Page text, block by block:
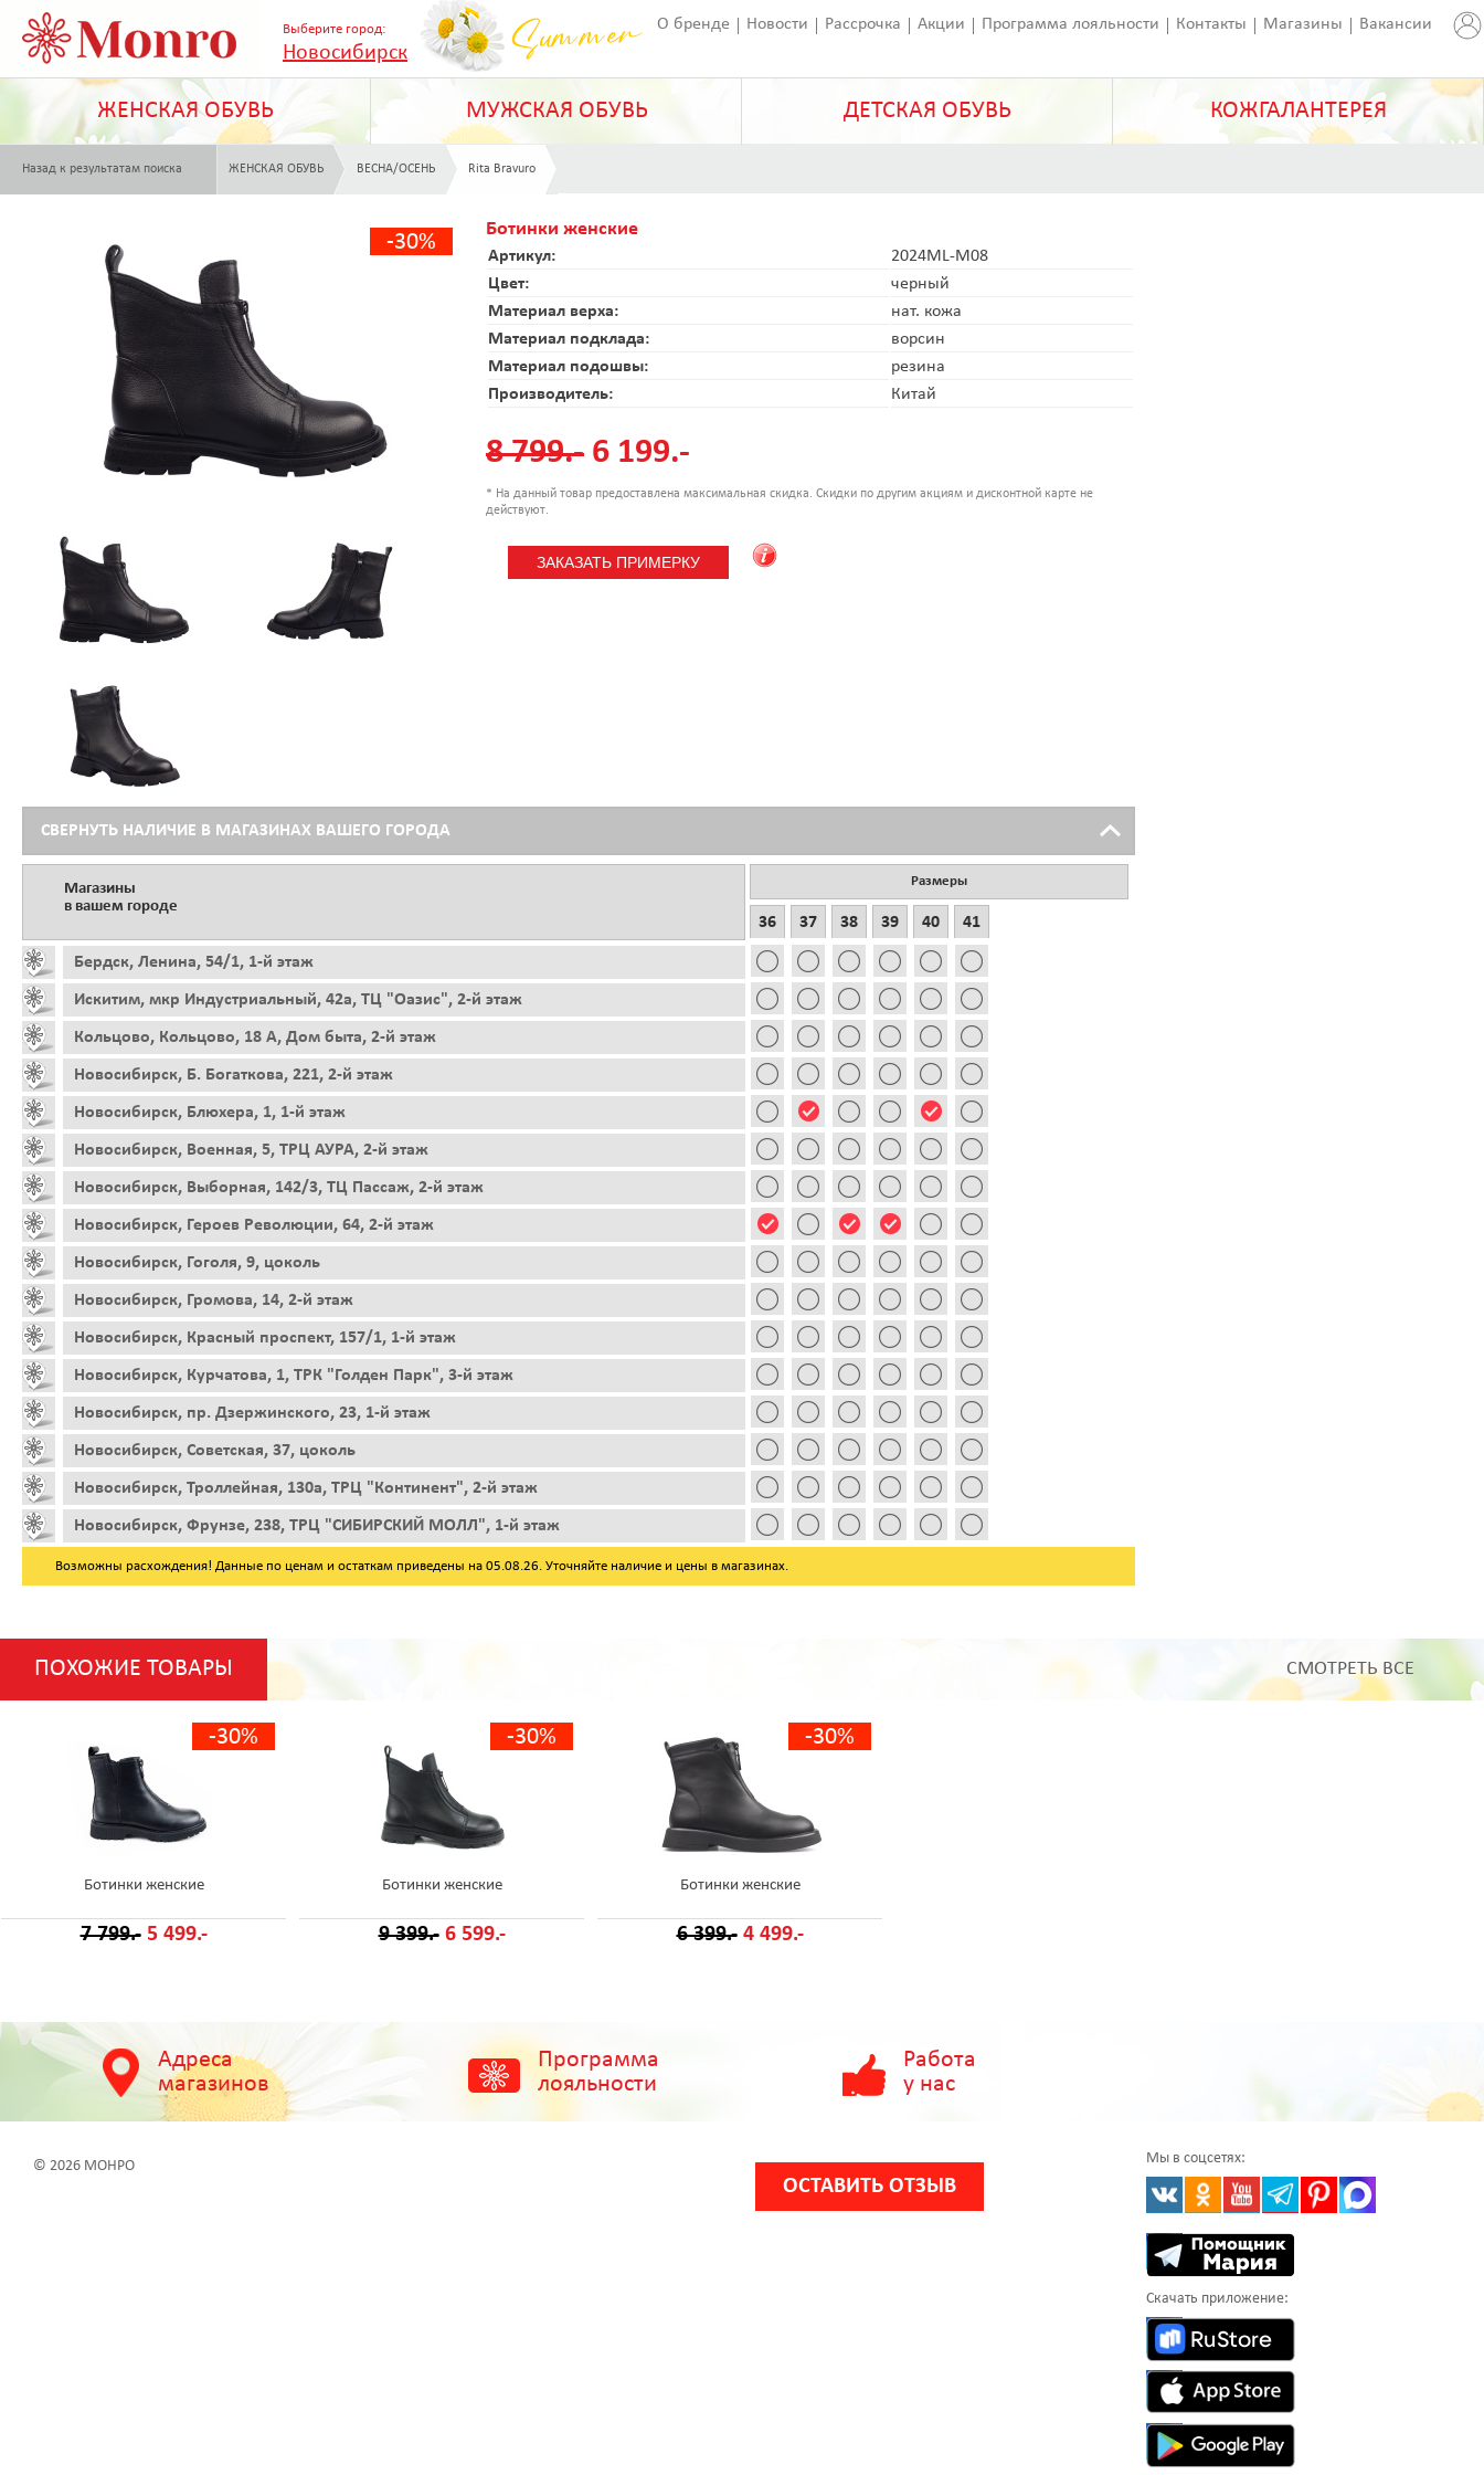
Выберите город:
Новосибирск
О бренде Новости Рассрочка Акции Программа лояльности Контакты Магазины Вакансии
ЖЕНСКАЯ ОБУВЬ МУЖСКАЯ ОБУВЬ ДЕТСКАЯ ОБУВЬ КОЖГАЛАНТЕРЕЯ
Назад к результатам поиска ЖЕНСКАЯ ОБУВЬ ВЕСНА/ОСЕНЬ Rita Bravuro
-30%
Ботинки женские
Артикул:
2024ML-M08
Цвет:
черный
Материал верха:
нат. кожа
Материал подклада:
ворсин
Материал подошвы:
резина
Производитель:
Китай
8 799.- 6 199.-
* На данный товар предоставлена максимальная скидка. Скидки по другим акциям и дисконтной карте не
действуют.
СВЕРНУТЬ НАЛИЧИЕ В МАГАЗИНАХ ВАШЕГО ГОРОДА
Магазины
в вашем городе
Бердск, Ленина, 54/1, 1-й этаж
Искитим, мкр Индустриальный, 42а, ТЦ "Оазис", 2-й этаж
Кольцово, Кольцово, 18 А, Дом быта, 2-й этаж
Новосибирск, Б. Богаткова, 221, 2-й этаж
Новосибирск, Блюхера, 1, 1-й этаж
Новосибирск, Военная, 5, ТРЦ АУРА, 2-й этаж
Новосибирск, Выборная, 142/3, ТЦ Пассаж, 2-й этаж
Новосибирск, Героев Революции, 64, 2-й этаж
Новосибирск, Гоголя, 9, цоколь
Новосибирск, Громова, 14, 2-й этаж
Новосибирск, Красный проспект, 157/1, 1-й этаж
Новосибирск, Курчатова, 1, ТРК "Голден Парк", 3-й этаж
Новосибирск, пр. Дзержинского, 23, 1-й этаж
Новосибирск, Советская, 37, цоколь
Новосибирск, Троллейная, 130а, ТРЦ "Континент", 2-й этаж
Новосибирск, Фрунзе, 238, ТРЦ "СИБИРСКИЙ МОЛЛ", 1-й этаж
Размеры
36 37 38 39 40 41
Возможны расхождения! Данные по ценам и остаткам приведены на 05.08.26. Уточняйте наличие и цены в магазинах.
ПОХОЖИЕ ТОВАРЫ СМОТРЕТЬ ВСЕ
-30%
Ботинки женские
7 799.- 5 499.-
-30%
Ботинки женские
9 399.- 6 599.-
-30%
Ботинки женские
6 399.- 4 499.-
Адреса
магазинов
Программа
лояльности
Работа
у нас
© 2026 МОНРО
ОСТАВИТЬ ОТЗЫВ
Мы в соцсетях:
Скачать приложение: